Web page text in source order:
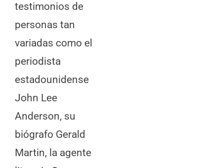
testimonios de
personas tan
variadas como el
periodista
estadounidense
John Lee
Anderson, su
biógrafo Gerald
Martin, la agente